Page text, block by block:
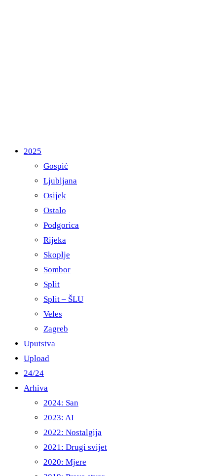
2025
Gospić
Ljubljana
Osijek
Ostalo
Podgorica
Rijeka
Skoplje
Sombor
Split
Split – ŠLU
Veles
Zagreb
Uputstva
Upload
24/24
Arhiva
2024: San
2023: AI
2022: Nostalgija
2021: Drugi svijet
2020: Mjere